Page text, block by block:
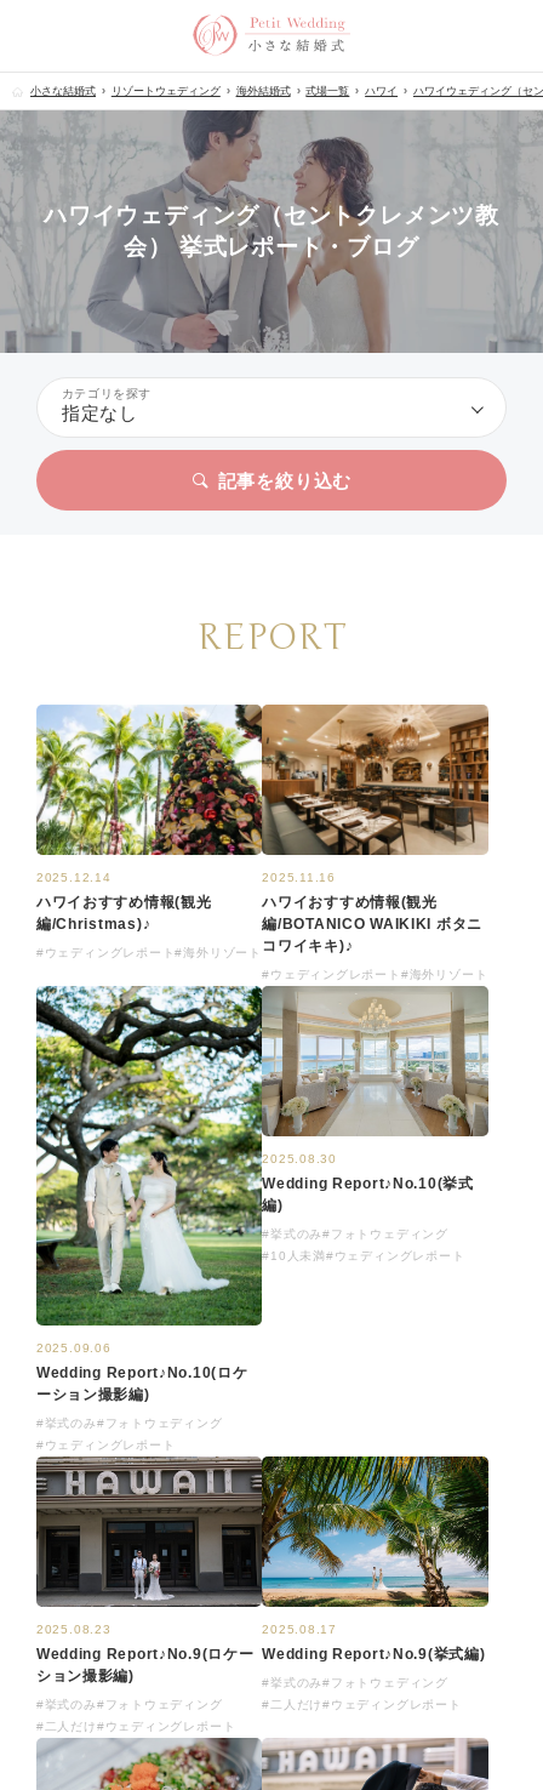
小さな結婚式 リゾートウェディング 海外結婚式 式場一覧 ハワイ ハワイウェディング（セ
ハワイウェディング（セントクレメンツ教
会） 挙式レポート・ブログ
カテゴリを探す
指定なし
記事を絞り込む
REPORT
2025.12.14
ハワイおすすめ情報(観光
編/Christmas)♪
#ウェディングレポート#海外リゾート
2025.11.16
ハワイおすすめ情報(観光
編/BOTANICO WAIKIKI ボタニ
コワイキキ)♪
#ウェディングレポート #海外リゾート
2025.09.06
Wedding Report♪No.10(ロケ
ーション撮影編)
#挙式のみ#フォトウェディング
#ウェディングレポート
2025.08.30
Wedding Report♪No.10(挙式
編)
#挙式のみ#フォトウェディング
#10人未満#ウェディングレポート
2025.08.23
Wedding Report♪No.9(ロケー
ション撮影編)
#挙式のみ#フォトウェディング
#二人だけ#ウェディングレポート
2025.08.17
Wedding Report♪No.9(挙式編)
#挙式のみ#フォトウェディング
#二人だけ#ウェディングレポート